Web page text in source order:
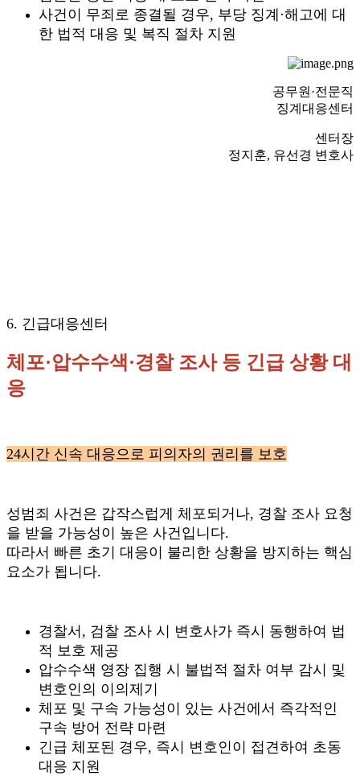
사건이 무죄로 종결될 경우, 부당 징계·해고에 대
한 법적 대응 및 복직 절차 지원
공무원·전문직
징계대응센터
센터장
정지훈, 유선경 변호사
6. 긴급대응센터
체포·압수수색·경찰 조사 등 긴급 상황 대
응
24시간 신속 대응으로 피의자의 권리를 보호
성범죄 사건은 갑작스럽게 체포되거나, 경찰 조사 요청
을 받을 가능성이 높은 사건입니다.
따라서 빠른 초기 대응이 불리한 상황을 방지하는 핵심
요소가 됩니다.
경찰서, 검찰 조사 시 변호사가 즉시 동행하여 법
적 보호 제공
압수수색 영장 집행 시 불법적 절차 여부 감시 및
변호인의 이의제기
체포 및 구속 가능성이 있는 사건에서 즉각적인
구속 방어 전략 마련
긴급 체포된 경우, 즉시 변호인이 접견하여 초동
대응 지원